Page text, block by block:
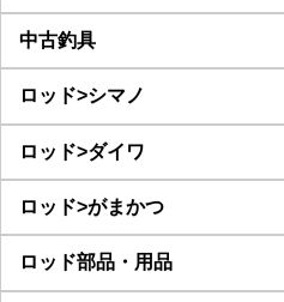
中古釣具
ロッド>シマノ
ロッド>ダイワ
ロッド>がまかつ
ロッド部品・用品